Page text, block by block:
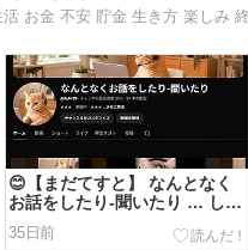
お金 不安 貯金 生き方 楽しみ
😊【まだてすと】 なんとなく
お話をしたり-聞いたり … しま
35日前